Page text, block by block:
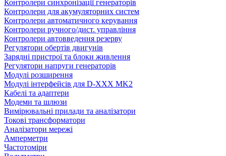
Контролери синхронізації генераторів
Контролери для акумуляторних систем
Контролери автоматичного керування
Контролери ручного/дист. управління
Контролери автовведення резерву
Регулятори обертів двигунів
Зарядні пристрої та блоки живлення
Регулятори напруги генераторів
Модулі розширення
Модулі інтерфейсів для D-XXX MK2
Кабелі та адаптери
Модеми та шлюзи
Вимірювальні прилади та аналізатори
Токові трансформатори
Аналізатори мережі
Амперметри
Частотоміри